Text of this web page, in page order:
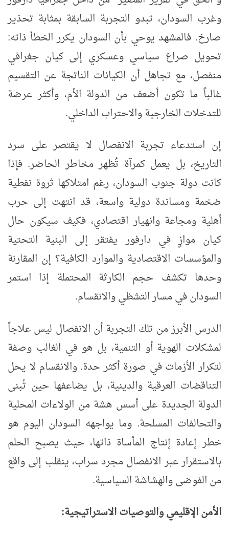
وغرب السودان، تبدو التجربة السابقة بمثابة تحذير
صارخ. فالمشهد يوحي بأن السودان يكرر الخطأ ذاته:
تحويل صراع سياسي وعسكري إلى كيان جغرافي
منفصل، مع تجاهل أن الكيانات الناتجة عن التقسيم
غالباً ما تكون أضعف من الدولة الأم، وأكثر عرضة
للتدخلات الخارجية والاحتراب الداخلي.
إن استدعاء تجربة الانفصال لا يقتصر على سرد
التاريخ، بل يعمل كمرآة تُظهر مخاطر الحاضر. فإذا
كانت دولة جنوب السودان، رغم امتلاكها ثروة نفطية
ضخمة ومساندة دولية واسعة، قد انتهت إلى حرب
أهلية ومجاعة وانهيار اقتصادي، فكيف سيكون حال
كيان موازٍ في دارفور يفتقر إلى البنية التحتية
والمؤسسات الاقتصادية والموارد الكافية؟ إن المقارنة
وحدها تكشف حجم الكارثة المحتملة إذا استمر
السودان في مسار التشظي والانقسام.
الدرس الأبرز من تلك التجربة أن الانفصال ليس علاجاً
لمشكلات الهوية أو التنمية، بل هو في الغالب وصفة
لتكرار الأزمات في صورة أكثر حدة. والانقسام لا يحل
التناقضات العرقية والدينية، بل يضاعفها حين تُبنى
الدولة الجديدة على أسس هشة من الولاءات المحلية
والتحالفات المسلحة. وما يواجهه السودان اليوم هو
خطر إعادة إنتاج المأساة ذاتها، حيث يصبح الحلم
بالاستقرار عبر الانفصال مجرد سراب، ينقلب إلى واقع
من الفوضى والهشاشة السياسية.
الأمن الإقليمي والتوصيات الاستراتيجية: